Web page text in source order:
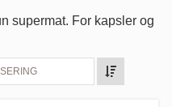
supermat. For kapsler og